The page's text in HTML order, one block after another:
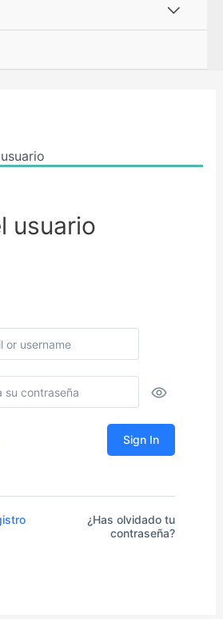
menú
usuario
Sign In
¿Has olvidado tu
contraseña?